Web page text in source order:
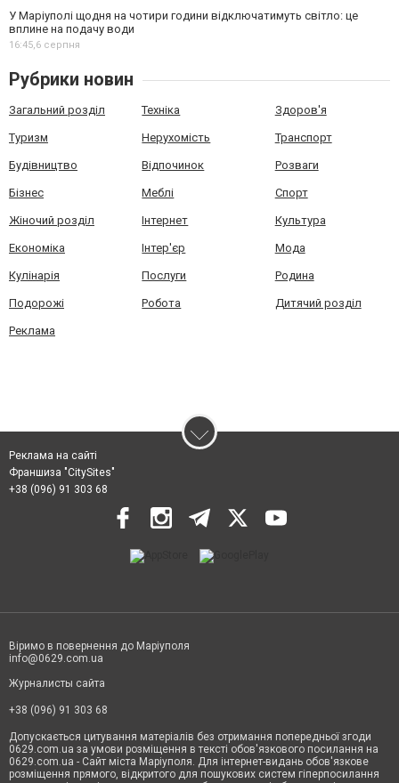
У Маріуполі щодня на чотири години відключатимуть світло: це
вплине на подачу води
16:45,6 серпня
Рубрики новин
Загальний розділ Техніка Здоров'я
Туризм Нерухомість Транспорт
Будівництво Відпочинок Розваги
Бізнес Меблі Спорт
Жіночий розділ Інтернет Культура
Економіка Інтер'єр Мода
Кулінарія Послуги Родина
Подорожі Робота Дитячий розділ
Реклама
Реклама на сайті
Франшиза "CitySites"
+38 (096) 91 303 68
Віримо в повернення до Маріуполя
info@0629.com.ua
Журналисты сайта
+38 (096) 91 303 68
Допускається цитування матеріалів без отримання попередньої згоди
0629.com.ua за умови розміщення в тексті обов'язкового посилання на
0629.com.ua - Сайт міста Маріуполя. Для інтернет-видань обов'язкове
розміщення прямого, відкритого для пошукових систем гіперпосилання